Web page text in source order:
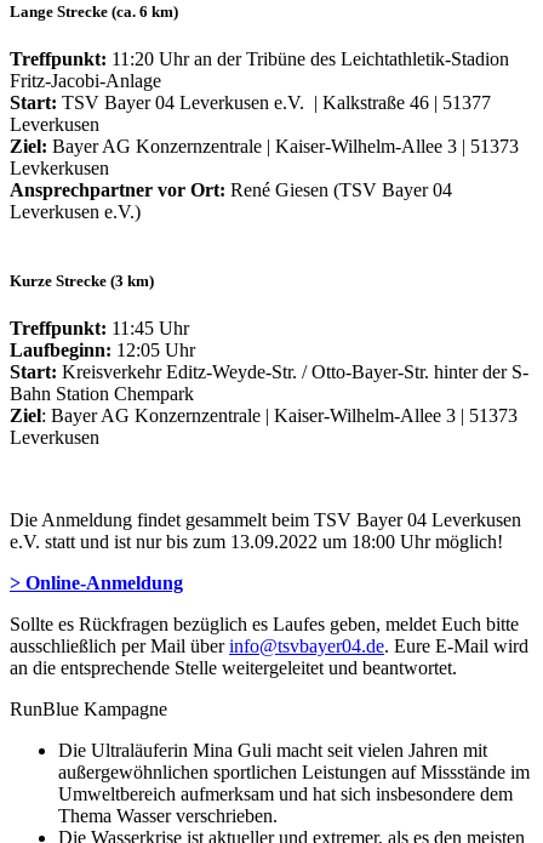
Lange Strecke (ca. 6 km)
Treffpunkt: 11:20 Uhr an der Tribüne des Leichtathletik-Stadion
Fritz-Jacobi-Anlage
Start: TSV Bayer 04 Leverkusen e.V. | Kalkstraße 46 | 51377
Leverkusen
Ziel: Bayer AG Konzernzentrale | Kaiser-Wilhelm-Allee 3 | 51373
Levkerkusen
Ansprechpartner vor Ort: René Giesen (TSV Bayer 04
Leverkusen e.V.)
Kurze Strecke (3 km)
Treffpunkt: 11:45 Uhr
Laufbeginn: 12:05 Uhr
Start: Kreisverkehr Editz-Weyde-Str. / Otto-Bayer-Str. hinter der S-
Bahn Station Chempark
Ziel: Bayer AG Konzernzentrale | Kaiser-Wilhelm-Allee 3 | 51373
Leverkusen
Die Anmeldung findet gesammelt beim TSV Bayer 04 Leverkusen
e.V. statt und ist nur bis zum 13.09.2022 um 18:00 Uhr möglich!
> Online-Anmeldung
Sollte es Rückfragen bezüglich es Laufes geben, meldet Euch bitte
ausschließlich per Mail überinfo@tsvbayer04.de. Eure E-Mail wird
an die entsprechende Stelle weitergeleitet und beantwortet.
RunBlue Kampagne
Die Ultraläuferin Mina Guli macht seit vielen Jahren mit
außergewöhnlichen sportlichen Leistungen auf Missstände im
Umweltbereich aufmerksam und hat sich insbesondere dem
Thema Wasser verschrieben.
Die Wasserkrise ist aktueller und extremer, als es den meisten